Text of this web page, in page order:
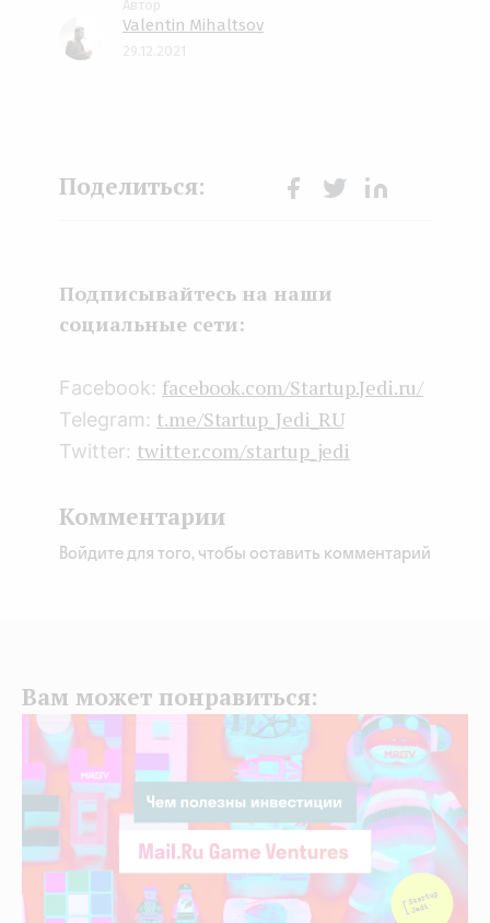
Valentin Mihaltsov
29.12.2021
k
Подписывайтесь на наши
социальные сети:
Facebook: facebook.com/Startup.Jedi.ru/
Telegram: t.me/Startup_Jedi_RU
Twitter: twitter.com/startup_jedi
Комментарии
Войдите для того, чтобы оставить комментарий
Вам может понравиться: